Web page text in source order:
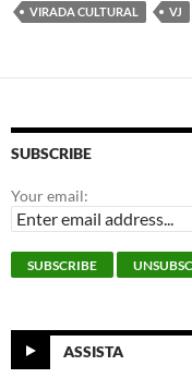
k
n
p
VIRADA CULTURAL
VJ
SUBSCRIBE
Your email:
ASSISTA